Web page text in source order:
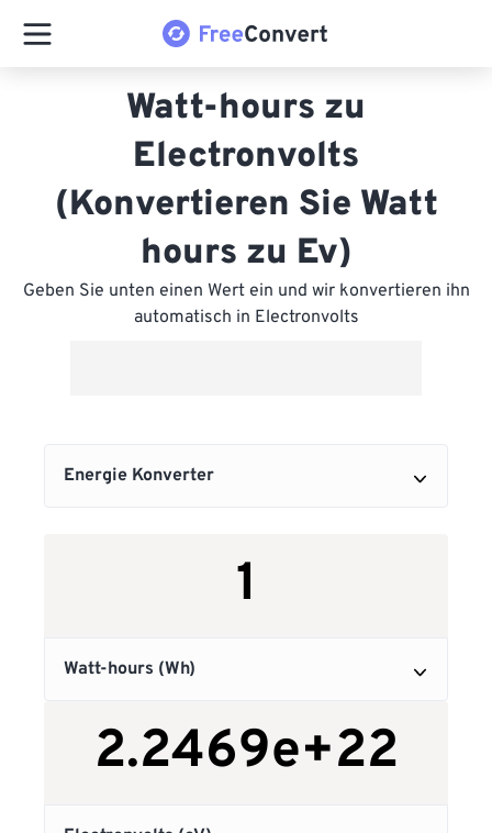
Watt-hours zu
Electronvolts
(Konvertieren Sie Watt
hours zu Ev)
Geben Sie unten einen Wert ein und wir konvertieren ihn
automatisch in Electronvolts